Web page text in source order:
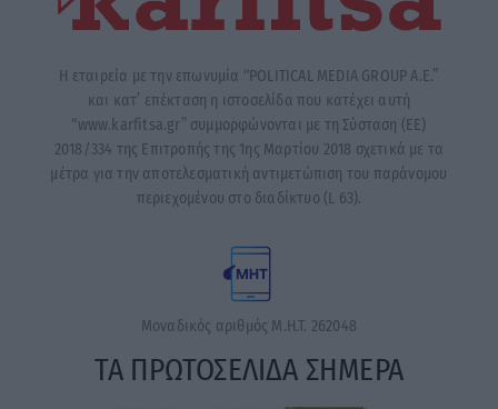
Η εταιρεία με την επωνυμία “POLITICAL MEDIA GROUP A.E.”
και κατ’ επέκταση η ιστοσελίδα που κατέχει αυτή
“www.karfitsa.gr” συμμορφώνονται με τη Σύσταση (ΕΕ)
2018/334 της Επιτροπής της 1ης Μαρτίου 2018 σχετικά με τα
μέτρα για την αποτελεσματική αντιμετώπιση του παράνομου
περιεχομένου στο διαδίκτυο (L 63).
Μοναδικός αριθμός Μ.Η.Τ. 262048
ΤΑ ΠΡΩΤΟΣΕΛΙΔΑ ΣΗΜΕΡΑ